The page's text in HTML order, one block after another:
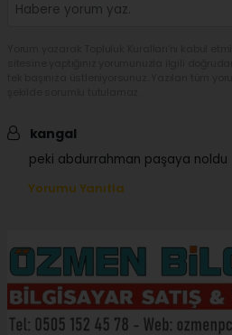
kangal
peki abdurrahman paşaya noldu
Yorumu Yanıtla